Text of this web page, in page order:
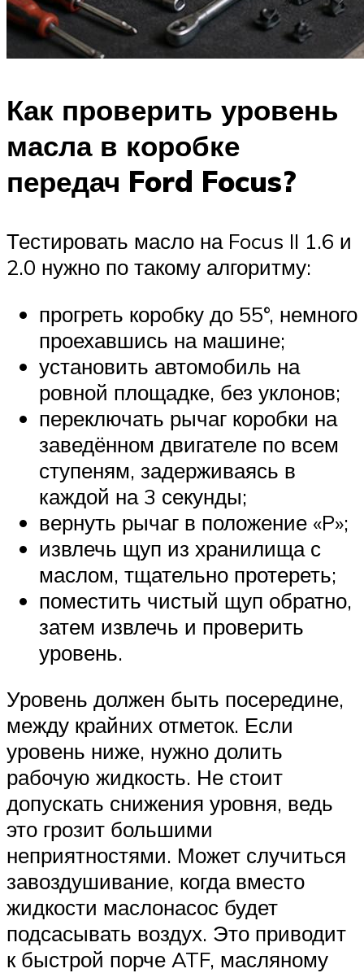
Как проверить уровень
масла в коробке
передач Ford Focus?
Тестировать масло на Focus II 1.6 и
2.0 нужно по такому алгоритму:
прогреть коробку до 55°, немного
проехавшись на машине;
установить автомобиль на
ровной площадке, без уклонов;
переключать рычаг коробки на
заведённом двигателе по всем
ступеням, задерживаясь в
каждой на 3 секунды;
вернуть рычаг в положение «P»;
извлечь щуп из хранилища с
маслом, тщательно протереть;
поместить чистый щуп обратно,
затем извлечь и проверить
уровень.
Уровень должен быть посередине,
между крайних отметок. Если
уровень ниже, нужно долить
рабочую жидкость. Не стоит
допускать снижения уровня, ведь
это грозит большими
неприятностями. Может случиться
завоздушивание, когда вместо
жидкости маслонасос будет
подсасывать воздух. Это приводит
к быстрой порче ATF, масляному